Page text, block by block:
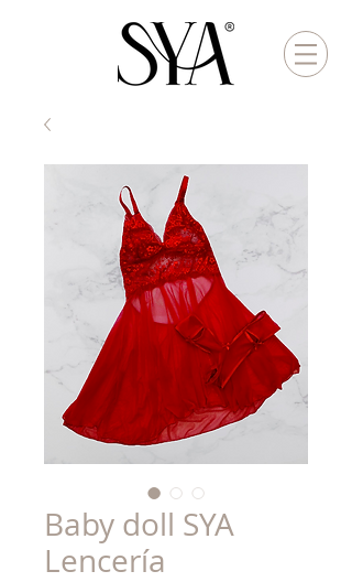
Baby doll SYA
Lencería